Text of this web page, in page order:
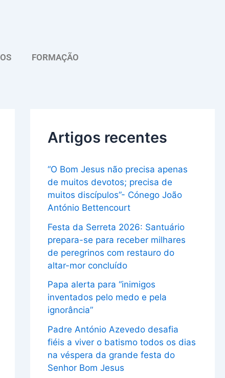
FORMAÇÃO
Artigos recentes
“O Bom Jesus não precisa apenas
de muitos devotos; precisa de
muitos discípulos”- Cónego João
António Bettencourt
Festa da Serreta 2026: Santuário
prepara-se para receber milhares
de peregrinos com restauro do
altar-mor concluído
Papa alerta para “inimigos
inventados pelo medo e pela
ignorância”
Padre António Azevedo desafia
fiéis a viver o batismo todos os dias
na véspera da grande festa do
Senhor Bom Jesus
u